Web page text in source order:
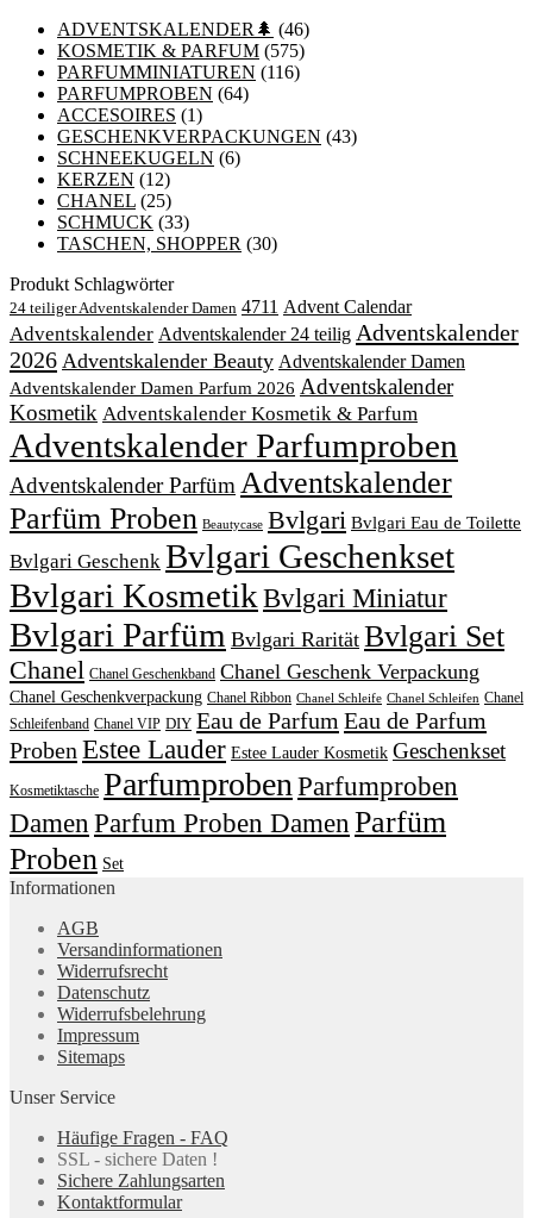
ADVENTSKALENDER🌲 (46)
KOSMETIK & PARFUM (575)
PARFUMMINIATUREN (116)
PARFUMPROBEN (64)
ACCESOIRES (1)
GESCHENKVERPACKUNGEN (43)
SCHNEEKUGELN (6)
KERZEN (12)
CHANEL (25)
SCHMUCK (33)
TASCHEN, SHOPPER (30)
Produkt Schlagwörter
24 teiliger Adventskalender Damen 4711 Advent Calendar
Adventskalender Adventskalender 24 teilig Adventskalender
2026 Adventskalender Beauty Adventskalender Damen
Adventskalender Damen Parfum 2026 Adventskalender
Kosmetik Adventskalender Kosmetik & Parfum
Adventskalender Parfumproben
Adventskalender Parfüm Adventskalender
Parfüm Proben Beautycase Bvlgari Bvlgari Eau de Toilette
Bvlgari Geschenk Bvlgari Geschenkset
Bvlgari KosmetikBvlgari Miniatur
Bvlgari Parfüm Bvlgari Rarität Bvlgari Set
Chanel Chanel Geschenkband Chanel Geschenk Verpackung
Chanel Geschenkverpackung Chanel Ribbon Chanel Schleife Chanel Schleifen Chanel
Schleifenband Chanel VIP DIY Eau de Parfum Eau de Parfum
Proben Estee Lauder Estee Lauder Kosmetik Geschenkset
Kosmetiktasche Parfumproben Parfumproben
Damen Parfum Proben Damen Parfüm
Proben Set
Informationen
AGB
Versandinformationen
Widerrufsrecht
Datenschutz
Widerrufsbelehrung
Impressum
Sitemaps
Unser Service
Häufige Fragen - FAQ
SSL - sichere Daten !
Sichere Zahlungsarten
Kontaktformular